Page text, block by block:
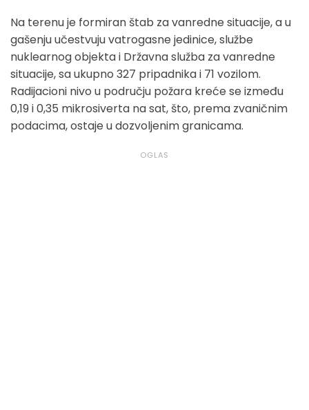
Na terenu je formiran štab za vanredne situacije, a u
gašenju učestvuju vatrogasne jedinice, službe
nuklearnog objekta i Državna služba za vanredne
situacije, sa ukupno 327 pripadnika i 71 vozilom.
Radijacioni nivo u području požara kreće se između
0,19 i 0,35 mikrosiverta na sat, što, prema zvaničnim
podacima, ostaje u dozvoljenim granicama.